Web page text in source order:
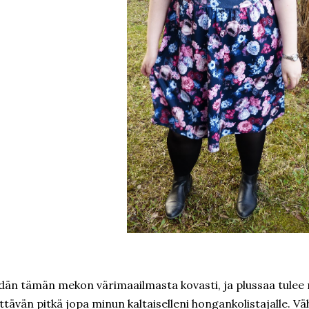
tämän mekon värimaailmasta kovasti, ja plussaa
pitkä jopa minun kaltaiselleni hongankolistajalle.